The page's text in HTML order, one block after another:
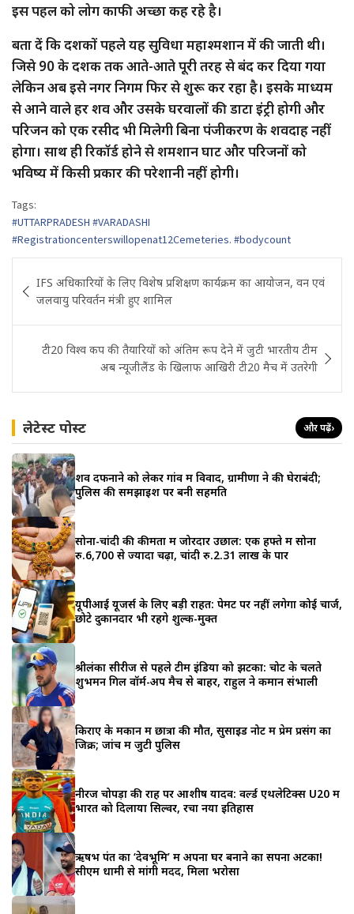
इस पहल को लोग काफी अच्छा कह रहे है।
बता दें कि दशकों पहले यह सुविधा महाश्मशान में की जाती थी।
जिसे 90 के दशक तक आते-आते पूरी तरह से बंद कर दिया गया
लेकिन अब इसे नगर निगम फिर से शुरू कर रहा है। इसके माध्यम
से आने वाले हर शव और उसके घरवालों की डाटा इंट्री होगी और
परिजन को एक रसीद भी मिलेगी बिना पंजीकरण के शवदाह नहीं
होगा। साथ ही रिकॉर्ड होने से शमशान घाट और परिजनों को
भविष्य में किसी प्रकार की परेशानी नहीं होगी।
Tags:
#UTTARPRADESH #VARADASHI
#Registrationcenterswillopenat12Cemeteries. #bodycount
navigation
IFS अधिकारियों के लिए विशेष प्रशिक्षण कार्यक्रम का आयोजन, वन एवं
जलवायु परिवर्तन मंत्री हुए शामिल
टी20 विश्व कप की तैयारियों को अंतिम रूप देने में जुटी भारतीय टीम
अब न्यूजीलैंड के खिलाफ आखिरी टी20 मैच में उतरेगी
लेटेस्ट पोस्ट और पढ़ें›
शव दफनाने को लेकर गांव में विवाद, ग्रामीणों ने की घेराबंदी;
पुलिस की समझाइश पर बनी सहमति
सोना-चांदी की कीमतों में जोरदार उछाल: एक हफ्ते में सोना
रु.6,700 से ज्यादा चढ़ा, चांदी रु.2.31 लाख के पार
यूपीआई यूजर्स के लिए बड़ी राहत: पेमेंट पर नहीं लगेगा कोई चार्ज,
छोटे दुकानदार भी रहेंगे शुल्क-मुक्त
श्रीलंका सीरीज से पहले टीम इंडिया को झटका: चोट के चलते
शुभमन गिल वॉर्म-अप मैच से बाहर, राहुल ने कमान संभाली
किराए के मकान में छात्रा की मौत, सुसाइड नोट में प्रेम प्रसंग का
जिक्र; जांच में जुटी पुलिस
नीरज चोपड़ा की राह पर आशीष यादव: वर्ल्ड एथलेटिक्स U20 में
भारत को दिलाया सिल्वर, रचा नया इतिहास
ऋषभ पंत का ‘देवभूमि’ में अपना घर बनाने का सपना अटका!
सीएम धामी से मांगी मदद, मिला भरोसा